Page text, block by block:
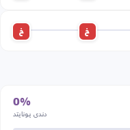
خ خ
0%
دندي يونايتد